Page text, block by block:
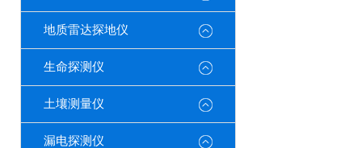
地质雷达探地仪
生命探测仪
土壤测量仪
漏电探测仪